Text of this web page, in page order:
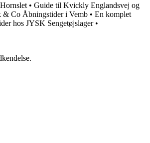
• Guide til Kvickly Englandsvej og
& Co Åbningstider i Vemb • En komplet
hos JYSK Sengetøjslager•